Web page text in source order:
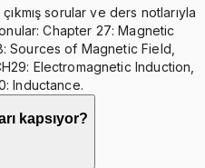
sorular ve ders notlarıyla
Chapter 27: Magnetic
Sources of Magnetic Field,
Electromagnetic Induction,
Inductance.
kapsıyor?